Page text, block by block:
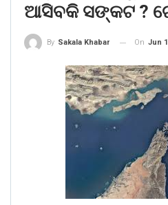
ଆସିବକି ସଙ୍କଟ ?
By Sakala Khabar On Jun